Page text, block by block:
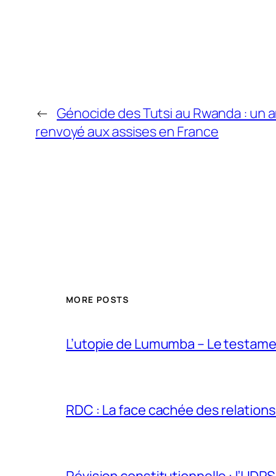
← Génocide des Tutsi au Rwanda : un
renvoyé aux assises en France
MORE POSTS
L’utopie de Lumumba – Le
RDC : La face cachée des